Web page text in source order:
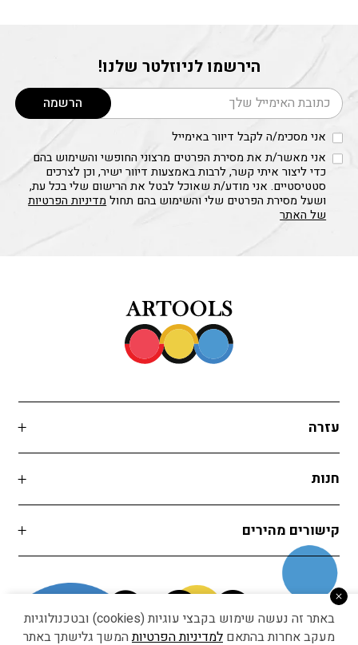
הירשמו לניוזלטר שלנו!
דוא׳׳ל הרשמה
אני מסכימ/ה לקבל דיוור באימייל
אני מאשר/ת את מסירת הפרטים מרצוני החופשי והשימוש בהם
כדי ליצור איתי קשר, לרבות באמצעות דיוור ישיר, וכן לצרכים
סטטיסטיים. אני מודע/ת שאוכל לבטל את הרישום שלי בכל עת,
ושעל מסירת הפרטים שלי והשימוש בהם תחולמדיניות הפרטיות
של האתר
עזרה
חנות
קישורים מהירים
באתר זה נעשה שימוש בקבצי עוגיות (cookies) ובטכנולוגיות
מעקב אחרות בהתאם למדיניות הפרטיותהמשך גלישתך באתר